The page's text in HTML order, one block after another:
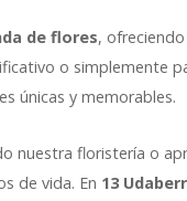
de flores,
o simplemente
únicas y memorables.
nuestra floristería o
de vida. En 13